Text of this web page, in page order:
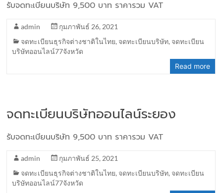
รับจดทะเบียนบริษัท 9,500 บาท ราคารวม VAT
admin
กุมภาพันธ์ 26, 2021
จดทะเบียนธุรกิจต่างชาติในไทย, จดทะเบียนบริษัท, จดทะเบียน
บริษัทออนไลน์77จังหวัด
Read more
จดทะเบียนบริษัทออนไลน์ระยอง
รับจดทะเบียนบริษัท 9,500 บาท ราคารวม VAT
admin
กุมภาพันธ์ 25, 2021
จดทะเบียนธุรกิจต่างชาติในไทย, จดทะเบียนบริษัท, จดทะเบียน
บริษัทออนไลน์77จังหวัด